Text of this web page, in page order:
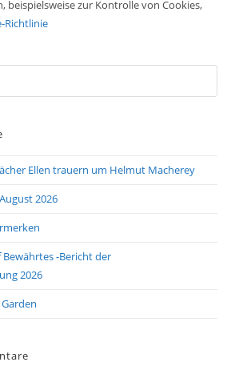
beispielsweise zur Kontrolle von Cookies,
Richtlinie
Ellen trauern um Helmut Macherey
2026
-Bericht der
2026